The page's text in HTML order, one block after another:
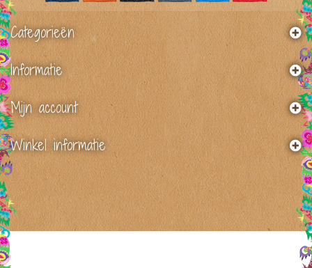
Categorieën
Informatie
Mijn account
Winkel informatie